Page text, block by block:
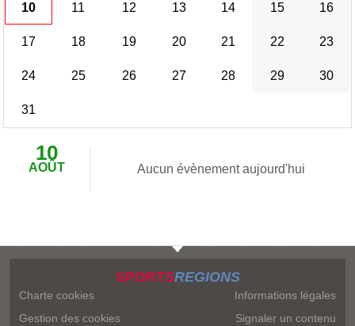
10 11 12 13 14 15 16
17 18 19 20 21 22 23
24 25 26 27 28 29 30
31
10
AOÛT Aucun évènement aujourd'hui
SPORTSREGIONS
Charte cookies
Gestion des cookies
Informations légales
Signaler un contenu